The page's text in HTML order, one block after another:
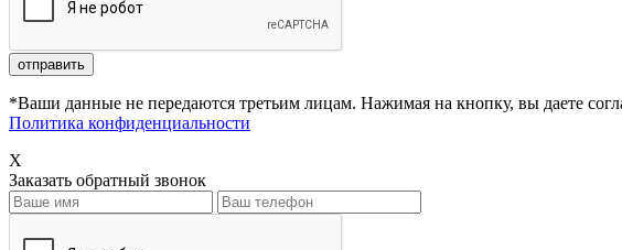
*Ваши данные не передаются третьим лицам. Нажимая на кнопку, вы даете
Политика конфиденциальности
X
Заказать обратный звонок